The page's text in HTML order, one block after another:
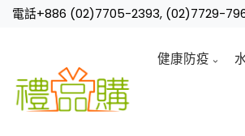
電話+886 (02)7705-2393, (02)7729-
健康防疫